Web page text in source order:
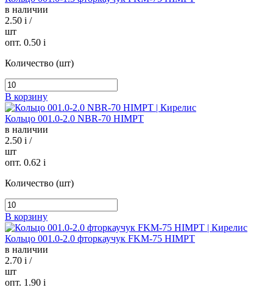
в наличии
2.50 i /
шт
опт. 0.50 i
Количество (шт)
В корзину
Кольцо 001.0-2.0 NBR-70 HIMPT
в наличии
2.50 i /
шт
опт. 0.62 i
Количество (шт)
В корзину
Кольцо 001.0-2.0 фторкаучук FKM-75 HIMPT
в наличии
2.70 i /
шт
опт. 1.90 i